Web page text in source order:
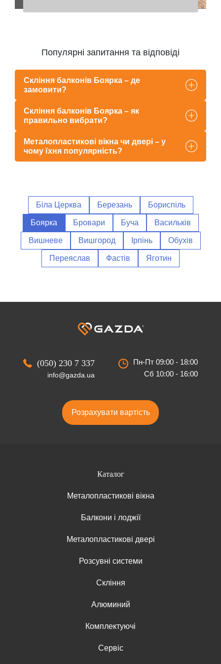
Популярні запитання та відповіді
Скління балконів Боярка – де
замовити?
Скління балконів Боярка – як
правильно вибрати?
Металопластикові вікна чи двері – у
чому їхня популярність?
Біла Церква Березань Бориспіль
Боярка Бровари Буча Васильків
Вишневе Вишгород Ірпінь Обухів
Переяслав Фастів Яготин
(050) 230 7 337
info@gazda.ua
Пн-Пт 09:00 - 18:00
Сб 10:00 - 16:00
Розрахувати вартість
Каталог
Металопластикові вікна
Балкони і лоджії
Металопластикові двері
Розсувні системи
Скління
Алюминий
Комплектуючі
Сервіс